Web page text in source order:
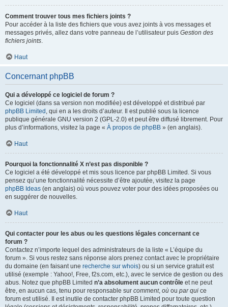
Comment trouver tous mes fichiers joints ?
Pour accéder à la liste des fichiers que vous avez joints à vos messages et
messages privés, allez dans votre panneau de l’utilisateur puis Gestion des
fichiers joints.
Haut
Concernant phpBB
Qui a développé ce logiciel de forum ?
Ce logiciel (dans sa version non modifiée) est développé et distribué par
phpBB Limited , qui en a les droits d’auteur. Il est publié sous la licence
publique générale GNU version 2 (GPL-2.0) et peut être diffusé librement. Pour
plus d’informations, visitez la page « À propos de phpBB » (en anglais).
Haut
Pourquoi la fonctionnalité X n’est pas disponible ?
Ce logiciel a été développé et mis sous licence par phpBB Limited. Si vous
pensez qu’une fonctionnalité nécessite d’être ajoutée, visitez la page
phpBB Ideas (en anglais) où vous pouvez voter pour des idées proposées ou
en suggérer de nouvelles.
Haut
Qui contacter pour les abus ou les questions légales concernant ce
forum ?
Contactez n’importe lequel des administrateurs de la liste « L’équipe du
forum ». Si vous restez sans réponse alors prenez contact avec le propriétaire
du domaine (en faisant une recherche sur whois) ou si un service gratuit est
utilisé (exemple : Yahoo!, Free, f2s.com, etc.), avec le service de gestion ou des
abus. Notez que phpBB Limited n’a absolument aucun contrôle et ne peut
être, en aucun cas, tenu pour responsable sur comment, où ou par qui ce
forum est utilisé. Il est inutile de contacter phpBB Limited pour toute question